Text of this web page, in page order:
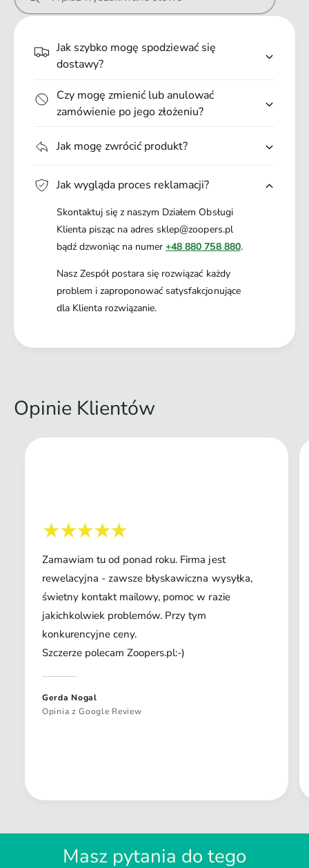
a
p
Idealny moment na rozpoczęcie stosowania to okres przed
przewidywanymisytuacjami stresowymi, takimi
pobytuczyokresy długiej samotności. Suplement sprawdzi
się równieżu suk w okresie rui, wspomagając ich spokój.
e
Jak szybko mogę spodziewać się
dostawy?
Czy mogę zmienić lub anulować
zamówienie po jego złożeniu?
Jak mogę zwrócić produkt?
Jak wygląda proces reklamacji?
Skontaktuj się z naszym Działem Obsługi
Klienta pisząc na adres sklep@zoopers.pl
bądź dzwoniąc na numer+48 880 758 880.
Nasz Zespół postara się rozwiązać każdy
problem i zaproponować satysfakcjonujące
dla Klienta rozwiązanie.
Opinie Klientów
Zamawiam tu od ponad roku. Firma jest
rewelacyjna - zawsze błyskawiczna wysyłka,
świetny kontakt mailowy, pomoc w razie
jakichkolwiek problemów. Przy tym
konkurencyjne ceny.
Szczerze polecam Zoopers.pl:-)
Gerda Nogal
Opinia z Google Review
Masz pytania do tego